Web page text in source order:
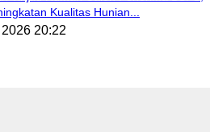
Kualitas Hunian...
20:22